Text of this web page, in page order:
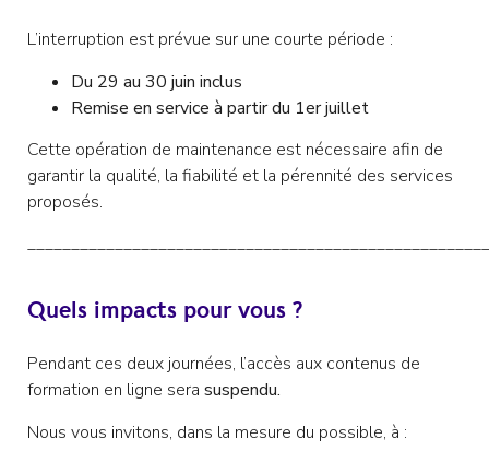
L’interruption est prévue sur une courte période :
Du 29 au 30 juin inclus
Remise en service à partir du 1er juillet
Cette opération de maintenance est nécessaire afin de
garantir la qualité, la fiabilité et la pérennité des services
proposés.
Quels impacts pour vous ?
Pendant ces deux journées, l’accès aux contenus de
formation en ligne sera suspendu.
Nous vous invitons, dans la mesure du possible, à :